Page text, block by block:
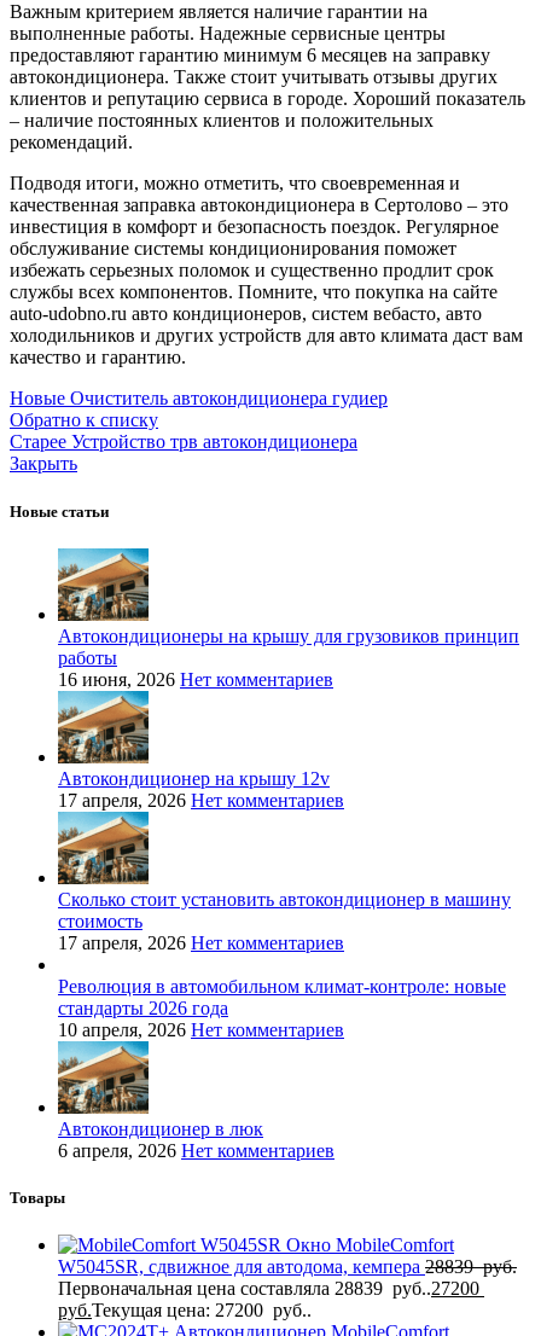
Важным критерием является наличие гарантии на
выполненные работы. Надежные сервисные центры
предоставляют гарантию минимум 6 месяцев на заправку
автокондиционера. Также стоит учитывать отзывы других
клиентов и репутацию сервиса в городе. Хороший показатель
– наличие постоянных клиентов и положительных
рекомендаций.
Подводя итоги, можно отметить, что своевременная и
качественная заправка автокондиционера в Сертолово – это
инвестиция в комфорт и безопасность поездок. Регулярное
обслуживание системы кондиционирования поможет
избежать серьезных поломок и существенно продлит срок
службы всех компонентов. Помните, что покупка на сайте
auto-udobno.ru авто кондиционеров, систем вебасто, авто
холодильников и других устройств для авто климата даст вам
качество и гарантию.
Новые Очиститель автокондиционера гудиер
Обратно к списку
Старее Устройство трв автокондиционера
Закрыть
Новые статьи
Автокондиционеры на крышу для грузовиков принцип
работы
16 июня, 2026 Нет комментариев
Автокондиционер на крышу 12v
17 апреля, 2026 Нет комментариев
Сколько стоит установить автокондиционер в машину
стоимость
17 апреля, 2026 Нет комментариев
Революция в автомобильном климат-контроле: новые
стандарты 2026 года
10 апреля, 2026 Нет комментариев
Автокондиционер в люк
6 апреля, 2026 Нет комментариев
Товары
Окно MobileComfort
W5045SR, сдвижное для автодома, кемпера 28839руб.
Первоначальная цена составляла 28839 руб..27200
руб.Текущая цена: 27200 руб..
Автокондиционер MobileComfort